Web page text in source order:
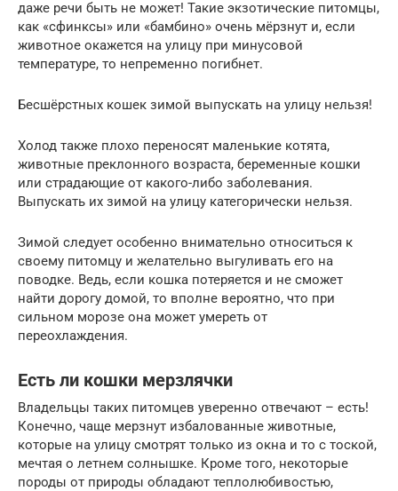
даже речи быть не может! Такие экзотические питомцы,
как «сфинксы» или «бамбино» очень мёрзнут и, если
животное окажется на улицу при минусовой
температуре, то непременно погибнет.
Бесшёрстных кошек зимой выпускать на улицу нельзя!
Холод также плохо переносят маленькие котята,
животные преклонного возраста, беременные кошки
или страдающие от какого-либо заболевания.
Выпускать их зимой на улицу категорически нельзя.
Зимой следует особенно внимательно относиться к
своему питомцу и желательно выгуливать его на
поводке. Ведь, если кошка потеряется и не сможет
найти дорогу домой, то вполне вероятно, что при
сильном морозе она может умереть от
переохлаждения.
Есть ли кошки мерзлячки
Владельцы таких питомцев уверенно отвечают – есть!
Конечно, чаще мерзнут избалованные животные,
которые на улицу смотрят только из окна и то с тоской,
мечтая о летнем солнышке. Кроме того, некоторые
породы от природы обладают теплолюбивостью,